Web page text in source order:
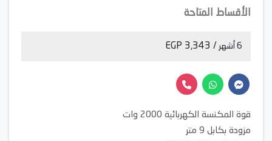
الأقساط المتاحة
6 أشهر / 3,343 EGP
قوة المكنسة الكهربائية 2000 وات
مزودة بكابل 9 متر